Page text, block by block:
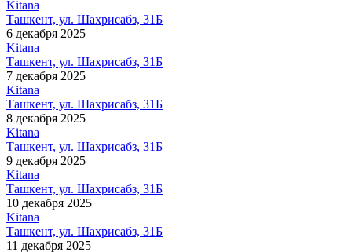
Kitana
Ташкент, ул. Шахрисабз, 31Б
6 декабря 2025
Kitana
Ташкент, ул. Шахрисабз, 31Б
7 декабря 2025
Kitana
Ташкент, ул. Шахрисабз, 31Б
8 декабря 2025
Kitana
Ташкент, ул. Шахрисабз, 31Б
9 декабря 2025
Kitana
Ташкент, ул. Шахрисабз, 31Б
10 декабря 2025
Kitana
Ташкент, ул. Шахрисабз, 31Б
11 декабря 2025